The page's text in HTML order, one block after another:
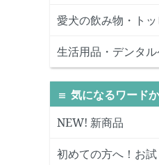
愛犬の飲み物・ト
生活用品・デンタ
気になるワード
NEW! 新商品
初めての方へ！お